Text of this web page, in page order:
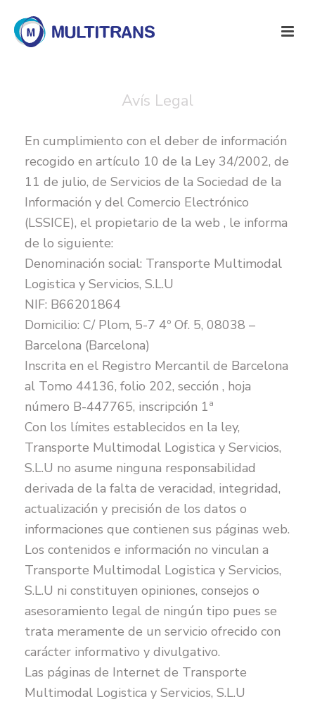
Avís Legal
En cumplimiento con el deber de información
recogido en artículo 10 de la Ley 34/2002, de
11 de julio, de Servicios de la Sociedad de la
Información y del Comercio Electrónico
(LSSICE), el propietario de la web , le informa
de lo siguiente:
Denominación social: Transporte Multimodal
Logistica y Servicios, S.L.U
NIF: B66201864
Domicilio: C/ Plom, 5-7 4º Of. 5, 08038 –
Barcelona (Barcelona)
Inscrita en el Registro Mercantil de Barcelona
al Tomo 44136, folio 202, sección , hoja
número B-447765, inscripción 1ª
Con los límites establecidos en la ley,
Transporte Multimodal Logistica y Servicios,
S.L.U no asume ninguna responsabilidad
derivada de la falta de veracidad, integridad,
actualización y precisión de los datos o
informaciones que contienen sus páginas web.
Los contenidos e información no vinculan a
Transporte Multimodal Logistica y Servicios,
S.L.U ni constituyen opiniones, consejos o
asesoramiento legal de ningún tipo pues se
trata meramente de un servicio ofrecido con
carácter informativo y divulgativo.
Las páginas de Internet de Transporte
Multimodal Logistica y Servicios, S.L.U